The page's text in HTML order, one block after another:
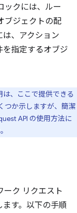
ックには、ルー
ブジェクトの配
、アクション
を指定するオブジ
、ここで提供できる
つか示しますが、簡潔
API の使用方法に
ーク リクエスト
す。以下の手順